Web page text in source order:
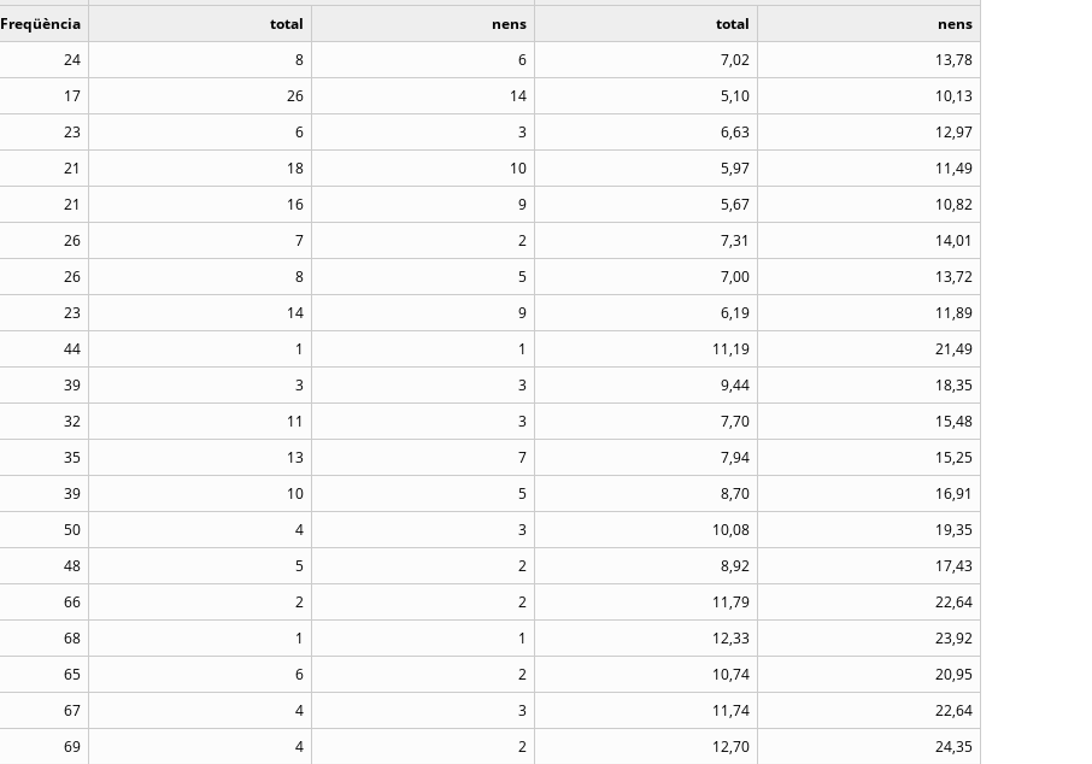
Freqüència
total nens total
nens
24 8 6 7,02
13,78
17 26 14 5,10
10,13
23 6 3 6,63
12,97
21 18 10 5,97
11,49
21 16 9 5,67
10,82
26 7 2 7,31
14,01
26 8 5 7,00
13,72
23 14 9 6,19
11,89
44 1 1 11,19
21,49
39 3 3 9,44
18,35
32 11 3 7,70
15,48
35 13 7 7,94
15,25
39 10 5 8,70
16,91
50 4 3 10,08
19,35
48 5 2 8,92
17,43
66 2 2 11,79
22,64
68 1 1 12,33
23,92
65 6 2 10,74
20,95
67 4 3 11,74
22,64
69 4 2 12,70
24,35